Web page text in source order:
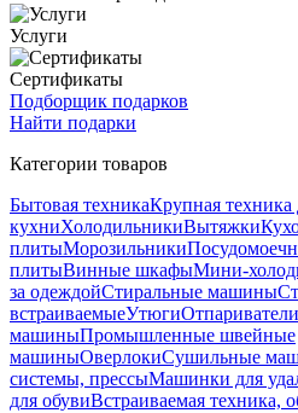
Услуги
Сертификаты
Подборщик подарков
Найти подарки
Категории товаров
Бытовая техникаКрупная техника
кухниХолодильникиВытяжки
плитыМорозильники
плитыВинные шкафыМини-
за одеждойСтиральные машины
встраиваемыеУтюгиОтпариватели
машиныПромышленные швейные
машиныОверлокиСушильные
системы, прессыМашинки для
для обувиВстраиваемая техника,